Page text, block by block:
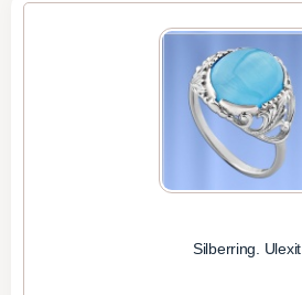
Silberring. Ulexit